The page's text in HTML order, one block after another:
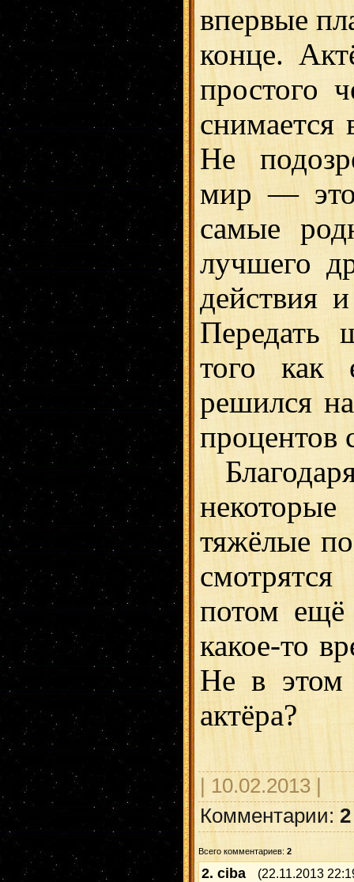
впервые
конце.
простого
снимается
Не
мир — это
самые
лучшего
действия
Передать
того как
решился
процентов
тяжёлые
потом ещё
какое-то
Не в этом
актёра?
| 10.02.2013 |
Комментарии: 2
Всего комментариев: 2
2. ciba (22.11.2013